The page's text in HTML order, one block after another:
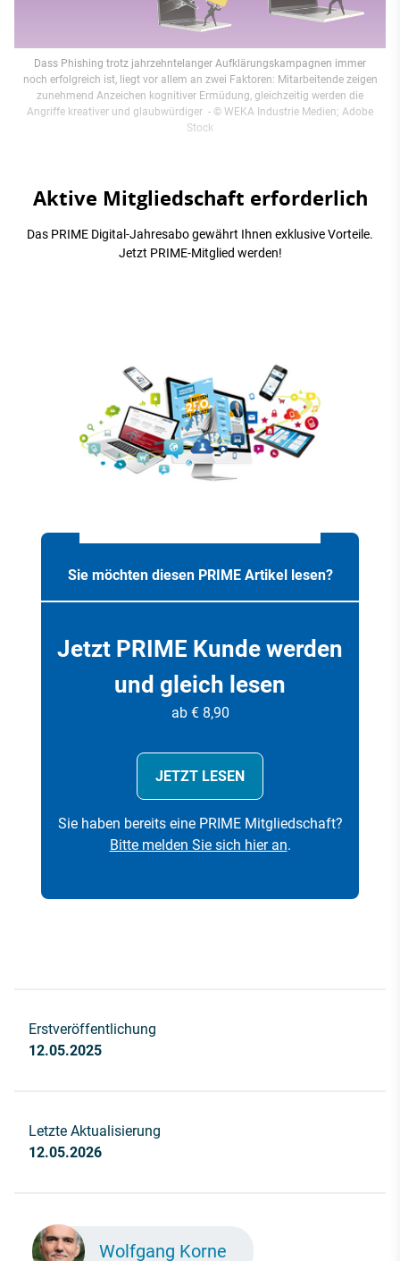
Dass Phishing trotz jahrzehntelanger Aufklärungskampagnen immer
noch erfolgreich ist, liegt vor allem an zwei Faktoren: Mitarbeitende zeigen
zunehmend Anzeichen kognitiver Ermüdung, gleichzeitig werden die
Angriffe kreativer und glaubwürdiger - © WEKA Industrie Medien; Adobe
Stock
Aktive Mitgliedschaft erforderlich
Das PRIME Digital-Jahresabo gewährt Ihnen exklusive Vorteile.
Jetzt PRIME-Mitglied werden!
Sie möchten diesen PRIME Artikel lesen?
Jetzt PRIME Kunde werden
und gleich lesen
ab € 8,90
JETZT LESEN
Sie haben bereits eine PRIME Mitgliedschaft?
Bitte melden Sie sich hier an.
Erstveröffentlichung
12.05.2025
Letzte Aktualisierung
12.05.2026
Wolfgang Korne